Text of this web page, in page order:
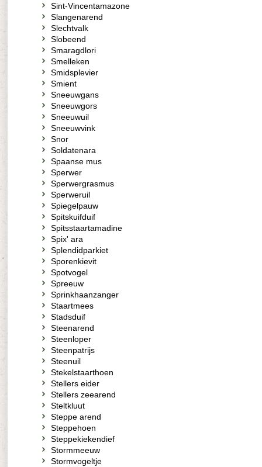
Sint-Vincentamazone
Slangenarend
Slechtvalk
Slobeend
Smaragdlori
Smelleken
Smidsplevier
Smient
Sneeuwgans
Sneeuwgors
Sneeuwuil
Sneeuwvink
Snor
Soldatenara
Spaanse mus
Sperwer
Sperwergrasmus
Sperweruil
Spiegelpauw
Spitskuifduif
Spitsstaartamadine
Spix' ara
Splendidparkiet
Sporenkievit
Spotvogel
Spreeuw
Sprinkhaanzanger
Staartmees
Stadsduif
Steenarend
Steenloper
Steenpatrijs
Steenuil
Stekelstaarthoen
Stellers eider
Stellers zeearend
Steltkluut
Steppe arend
Steppehoen
Steppekiekendief
Stormmeeuw
Stormvogeltje